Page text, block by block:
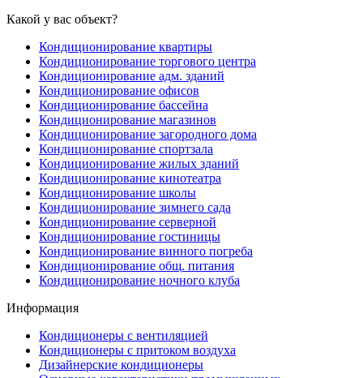
Какой у вас объект?
Кондиционирование квартиры
Кондиционирование торгового центра
Кондиционирование адм. зданий
Кондиционирование офисов
Кондиционирование бассейна
Кондиционирование магазинов
Кондиционирование загородного дома
Кондиционирование спортзала
Кондиционирование жилых зданий
Кондиционирование кинотеатра
Кондиционирование школы
Кондиционирование зимнего сада
Кондиционирование серверной
Кондиционирование гостиницы
Кондиционирование винного погреба
Кондиционирование общ. питания
Кондиционирование ночного клуба
Информация
Кондиционеры с вентиляцией
Кондиционеры с притоком воздуха
Дизайнерские кондиционеры